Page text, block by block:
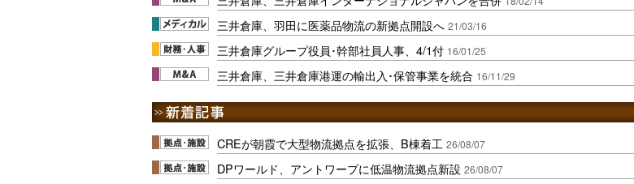
三井倉庫、羽田に医薬品物流の新拠点開設へ 21/03/16
三井倉庫グループ役員･幹部社員人事、4/1付 16/01/25
三井倉庫、三井倉庫港運の輸出入･保管事業を統合 16/11/29
CREが朝霞で大型物流拠点を拡張、B棟着工 26/08/07
DPワールド、アントワープに低温物流拠点新設 26/08/07